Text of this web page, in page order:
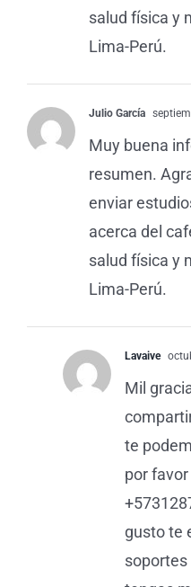
salud física y
Lima-Perú.
Julio García
Muy buena
resumen.
enviar
acerca del
salud física y
Lima-Perú.
Lavaive
Mil
te
por
gusto te
soportes